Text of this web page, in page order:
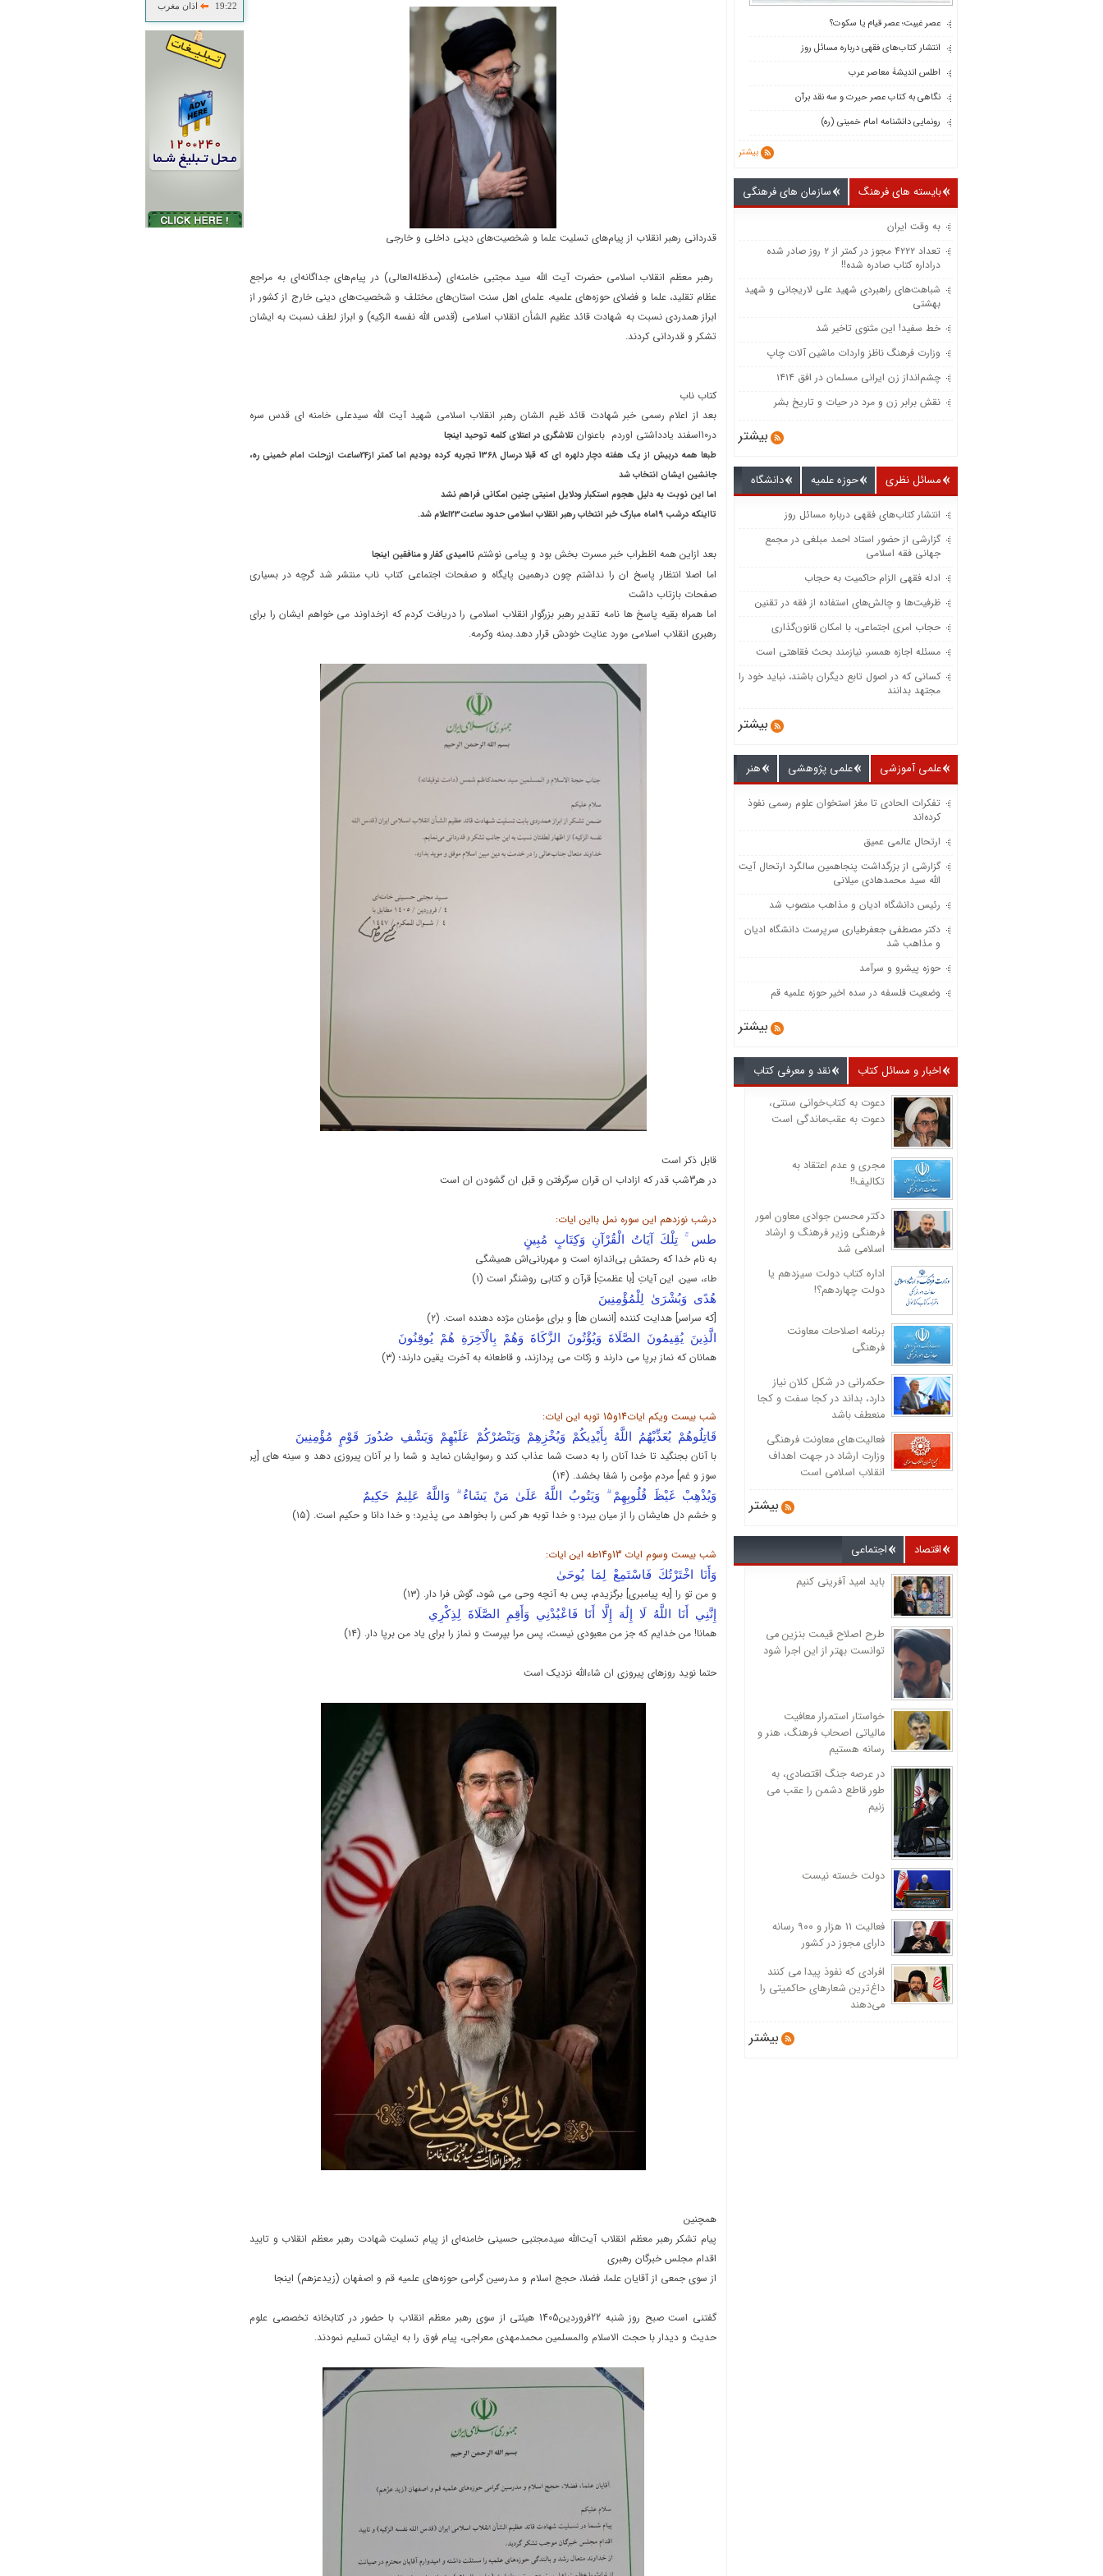
عصر غیبت؛ عصر قیام یا سکوت؟
انتشار کتاب‌های فقهی درباره مسائل روز
اطلس اندیشۀ معاصر عرب
نگاهی به کتاب عصر حیرت و سه نقد برآن
رونمایی دانشنامه امام خمینی (ره)
بیشتر
بایسته های فرهنگ سازمان های فرهنگی
به وقت ایران
تعداد ۴۲۲۲ مجوز در کمتر از ۲ روز صادر شده
دراداره کتاب صادره شده!!
شباهت‌های راهبردی شهید علی لاریجانی و شهید
بهشتی
خط سفید! این مثنوی تاخیر شد
وزارت فرهنگ ناظز واردات ماشین‌ آلات چاپ
چشم‌انداز زن ایرانی مسلمان در افق ۱۴۱۴
نقش برابر زن و مرد در حیات و تاریخ بشر
بیشتر
مسائل نظری حوزه علمیه دانشگاه
انتشار کتاب‌های فقهی درباره مسائل روز
گزارشی از حضور استاد احمد مبلغی در مجمع
جهانی فقه اسلامی
ادله فقهی الزام حاکمیت به حجاب
ظرفیت‌‌ها و چالش‌‌های استفاده از فقه در تقنین
حجاب امری اجتماعی، با امکان قانون‌گذاری
مسئله اجازه همسر، نیازمند بحث فقاهتی است
کسانی که در اصول تابع دیگران باشند، نباید خود را
مجتهد بدانند
بیشتر
علمی آموزشی علمی پژوهشی هنر
تفکرات الحادی تا مغز استخوان علوم رسمی نفوذ
کرده‌اند
ارتحال عالمی عمیق
گزارشی از بزرگداشت پنجاهمین سالگرد ارتحال آیت
الله سید محمدهادی میلانی
رئیس دانشگاه ادیان و مذاهب منصوب شد
دکتر مصطفی جعفرطیاری سرپرست دانشگاه ادیان
و مذاهب شد
حوزه پیشرو و سرآمد
وضعیت فلسفه در سده اخیر حوزه علمیه قم
بیشتر
اخبار و مسائل کتاب نقد و معرفی کتاب
دعوت به کتاب‌خوانی سنتی،
دعوت به عقب‌ماندگی است
مجری و عدم اعتقاد به
تکالیف!!
دکتر محسن جوادی معاون امور
فرهنگی وزیر فرهنگ و ارشاد
اسلامی شد
اداره کتاب دولت سیزدهم یا
دولت چهاردهم؟!
برنامه اصلاحات معاونت
فرهنگی
حکمرانی در شکل کلان نیاز
دارد، بداند در کجا سفت و کجا
منعطف باشد
فعالیت‌های معاونت فرهنگی
وزارت ارشاد در جهت اهداف
انقلاب اسلامی است
بیشتر
اقتصاد اجتماعی
باید امید آفرینی کنیم
طرح اصلاح قیمت بنزین می
توانست بهتر از این اجرا شود
خواستار استمرار معافیت
مالیاتی اصحاب فرهنگ، هنر و
رسانه هستیم
در عرصه جنگ اقتصادی، به
طور قاطع دشمن را عقب می
زنیم
دولت خسته نیست
فعالیت 11 هزار و ۹۰۰ رسانه
دارای مجوز در کشور
افرادی که نفوذ پیدا می کنند
داغ‌ترین شعارهای حاکمیتی را
می‌دهند
بیشتر
19:22
اذان مغرب
قدردانی رهبر انقلاب از پیام‌های تسلیت علما و شخصیت‌های دینی داخلی و خارجی
رهبر معظم انقلاب اسلامی حضرت آیت الله سید مجتبی خامنه‌ای (مدظله‌العالی) در پیام‌های جداگانه‌ای به مراجع
عظام تقلید، علما و فضلای حوزه‌های علمیه، علمای اهل سنت استان‌های مختلف و شخصیت‌های دینی خارج از کشور از
ابراز همدردی نسبت به شهادت قائد عظیم الشأن انقلاب اسلامی (قدس الله نفسه الزکیه) و ابراز لطف نسبت به ایشان
تشکر و قدردانی کردند.
کتاب ناب
بعد از اعلام رسمی خبر شهادت قائد ظیم الشان رهبر انقلاب اسلامی شهید آیت الله سیدعلی خامنه ای قدس سره
در10اسفند یادداشتی اوردم باعنوان
تلاشگری در اعتلای کلمه توحید اینجا
طبعا همه دربیش از یک هفته دچار دلهره ای که قبلا درسال 1368 تجربه کرده بودیم اما کمتر از24ساعت ازرحلت امام خمینی ره،
جانشین ایشان انتخاب شد
اما این نوبت به دلیل هجوم استکبار ودلایل امنیتی چنین امکانی فراهم نشد
تااینکه درشب 19ماه مبارک خبر انتخاب رهبر انقلاب اسلامی حدود ساعت23اعلام شد.
بعد ازاین همه اظطراب خبر مسرت بخش بود و پیامی نوشتم ناامیدی کفار و منافقین اینجا
اما اصلا انتظار پاسخ ان را نداشتم چون درهمین پایگاه و صفحات اجتماعی کتاب ناب منتشر شد گرچه در بسیاری
صفحات بازتاب داشت
اما همراه بقیه پاسخ ها نامه تقدیر رهبر بزرگوار انقلاب اسلامی را دریافت کردم که ازخداوند می خواهم ایشان را برای
رهبری انقلاب اسلامی مورد عنایت خودش قرار دهد.بمنه وکرمه.
قابل ذکر است
در هر3شب قدر که ازاداب ان قران سرگرفتن و قبل ان گشودن ان است
درشب نوزدهم این سوره نمل بااین ایات:
طس ۚ تِلْكَ آيَاتُ الْقُرْآنِ وَكِتَابٍ مُبِينٍ
به نام خدا که رحمتش بی‌اندازه است و مهربانی‌اش همیشگی
طاء، سین. این آیاتِ [با عظمتِ] قرآن و کتابی روشنگر است (۱)
هُدًى وَبُشْرَىٰ لِلْمُؤْمِنِينَ
[که سراسر] هدایت کننده [انسان ها] و برای مؤمنان مژده دهنده است. (۲)
الَّذِينَ يُقِيمُونَ الصَّلَاةَ وَيُؤْتُونَ الزَّكَاةَ وَهُمْ بِالْآخِرَةِ هُمْ يُوقِنُونَ
همانان که نماز برپا می دارند و زکات می پردازند، و قاطعانه به آخرت یقین دارند؛ (۳)
شب بیست ویکم ایات14و15 توبه این ایات:
قَاتِلُوهُمْ يُعَذِّبْهُمُ اللَّهُ بِأَيْدِيكُمْ وَيُخْزِهِمْ وَيَنْصُرْكُمْ عَلَيْهِمْ وَيَشْفِ صُدُورَ قَوْمٍ مُؤْمِنِينَ
با آنان بجنگید تا خدا آنان را به دست شما عذاب کند و رسوایشان نماید و شما را بر آنان پیروزی دهد و سینه های [پر
سوز و غم] مردم مؤمن را شفا بخشد. (۱۴)
وَيُذْهِبْ غَيْظَ قُلُوبِهِمْ ۗ وَيَتُوبُ اللَّهُ عَلَىٰ مَنْ يَشَاءُ ۗ وَاللَّهُ عَلِيمٌ حَكِيمٌ
و خشم دل هایشان را از میان ببرد؛ و خدا توبه هر کس را بخواهد می پذیرد؛ و خدا دانا و حکیم است. (۱۵)
شب بیست وسوم ایات 13و14طه این ایات:
وَأَنَا اخْتَرْتُكَ فَاسْتَمِعْ لِمَا يُوحَىٰ
و من تو را [به پیامبری] برگزیدم، پس به آنچه وحی می شود، گوش فرا دار. (۱۳)
إِنَّنِي أَنَا اللَّهُ لَا إِلَٰهَ إِلَّا أَنَا فَاعْبُدْنِي وَأَقِمِ الصَّلَاةَ لِذِكْرِي
همانا! من خدایم که جز من معبودی نیست، پس مرا بپرست و نماز را برای یاد من برپا دار. (۱۴)
حتما نوید روزهای پیروزی ان شاءالله نزدیک است
همچنین
پیام تشکر رهبر معظم انقلاب آیت‌الله سیدمجتبی حسینی خامنه‌ای از پیام تسلیت شهادت رهبر معظم انقلاب و تایید
اقدام مجلس خبرگان رهبری
از سوی جمعی از آقایان علما، فضلا، حجج اسلام و مدرسین گرامی حوزه‌های علمیه قم و اصفهان (زیدعزهم) اینجا
گفتنی است صبح روز شنبه 22فروردین1405 هیئتی از سوی رهبر معظم انقلاب با حضور در کتابخانه تخصصی علوم
حدیث و دیدار با حجت الاسلام والمسلمین محمدمهدی معراجی، پیام فوق را به ایشان تسلیم نمودند.